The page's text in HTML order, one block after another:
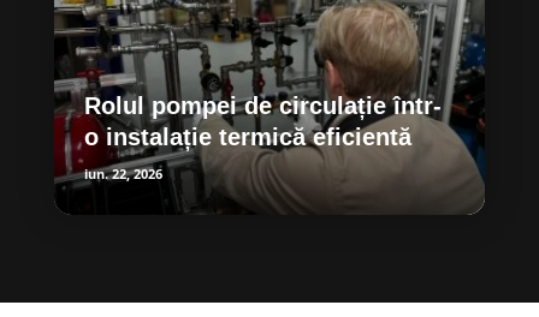
Rolul pompei de circulație într-
o instalație termică eficientă
iun. 22, 2026